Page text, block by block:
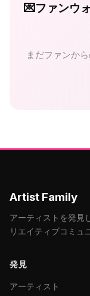
💌ファンウ
まだファンか
Artist Family
アーティストを発見
リエイティブコミュ
発見
アーティスト